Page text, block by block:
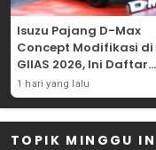
Isuzu Pajang D-Max
Concept Modifikasi di
GIIAS 2026, Ini Daftar
Ubahannya
1 hari yang lalu
TOPIK MINGGU